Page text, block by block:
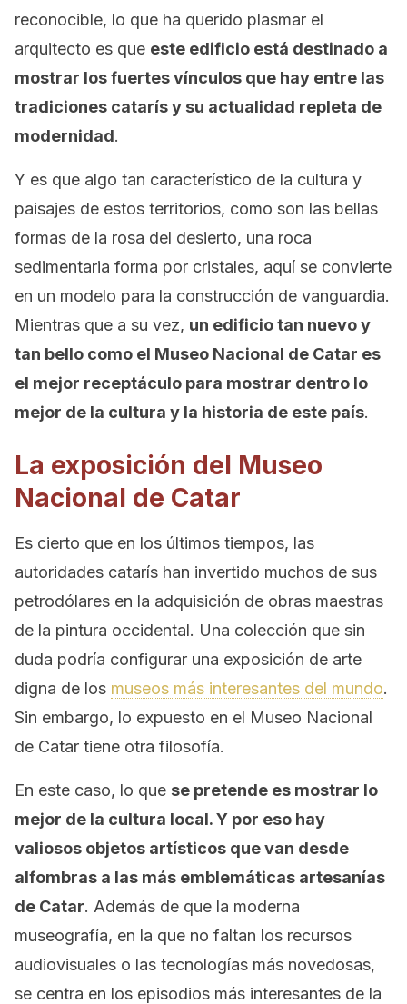
reconocible, lo que ha querido plasmar el
arquitecto es que este edificio está destinado a
mostrar los fuertes vínculos que hay entre las
tradiciones catarís y su actualidad repleta de
modernidad.
Y es que algo tan característico de la cultura y
paisajes de estos territorios, como son las bellas
formas de la rosa del desierto, una roca
sedimentaria forma por cristales, aquí se convierte
en un modelo para la construcción de vanguardia.
Mientras que a su vez, un edificio tan nuevo y
tan bello como el Museo Nacional de Catar es
el mejor receptáculo para mostrar dentro lo
mejor de la cultura y la historia de este país.
La exposición del Museo
Nacional de Catar
Es cierto que en los últimos tiempos, las
autoridades catarís han invertido muchos de sus
petrodólares en la adquisición de obras maestras
de la pintura occidental. Una colección que sin
duda podría configurar una exposición de arte
digna de los museos más interesantes del mundo.
Sin embargo, lo expuesto en el Museo Nacional
de Catar tiene otra filosofía.
En este caso, lo que se pretende es mostrar lo
mejor de la cultura local. Y por eso hay
valiosos objetos artísticos que van desde
alfombras a las más emblemáticas artesanías
de Catar. Además de que la moderna
museografía, en la que no faltan los recursos
audiovisuales o las tecnologías más novedosas,
se centra en los episodios más interesantes de la